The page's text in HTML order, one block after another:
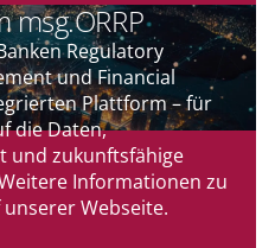
Regulatory
und Financial
Plattform – für
die Daten,
und zukunftsfähige
Informationen zu
unserer Webseite.